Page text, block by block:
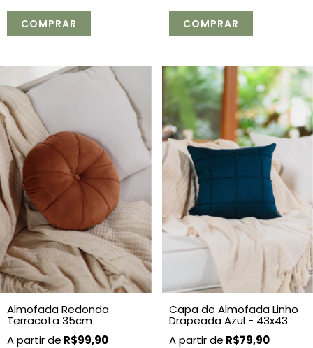
Almofada Redonda
Terracota 35cm
R$99,90
Capa de Almofada Linho
Drapeada Azul - 43x43
R$79,90